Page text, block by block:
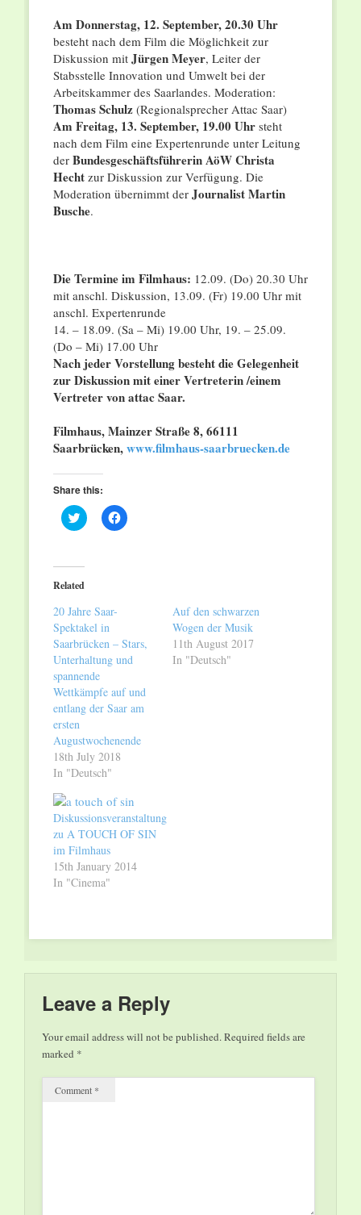
Am Donnerstag, 12. September, 20.30 Uhr
besteht nach dem Film die Möglichkeit zur
Diskussion mit Jürgen Meyer, Leiter der
Stabsstelle Innovation und Umwelt bei der
Arbeitskammer des Saarlandes. Moderation:
Thomas Schulz(Regionalsprecher Attac Saar)
Am Freitag, 13. September, 19.00 Uhrsteht
nach dem Film eine Expertenrunde unter Leitung
der Bundesgeschäftsführerin AöW Christa
Hechtzur Diskussion zur Verfügung. Die
Moderation übernimmt der Journalist Martin
Busche.
Die Termine im Filmhaus: 12.09. (Do) 20.30 Uhr
mit anschl. Diskussion, 13.09. (Fr) 19.00 Uhr mit
anschl. Expertenrunde
14. – 18.09. (Sa – Mi) 19.00 Uhr, 19. – 25.09.
(Do – Mi) 17.00 Uhr
Nach jeder Vorstellung besteht die Gelegenheit
zur Diskussion mit einer Vertreterin /einem
Vertreter von attac Saar.
Filmhaus, Mainzer Straße 8, 66111
Saarbrücken,www.filmhaus-saarbruecken.de
Share this:
Click
to
(Opens
in
new
Click
to
Related
20 Jahre Saar-
Spektakel in
Saarbrücken – Stars,
Unterhaltung und
spannende
Wettkämpfe auf und
entlang der Saar am
ersten
Augustwochenende
18th July 2018
In "Deutsch"
Auf den schwarzen
Wogen der Musik
11th August 2017
In "Deutsch"
Diskussionsveranstaltung
zu A TOUCH OF SIN
im Filmhaus
15th January 2014
In "Cinema"
Leave a Reply
Your email address will not be published.Required fields are
marked *
Comment *